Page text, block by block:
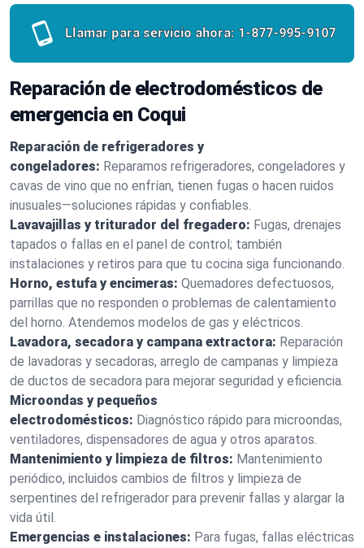
Llamar para servicio ahora: 1-877-995-9107
Reparación de electrodomésticos de
emergencia en Coqui
Reparación de refrigeradores y
congeladores: Reparamos refrigeradores, congeladores y
cavas de vino que no enfrían, tienen fugas o hacen ruidos
inusuales—soluciones rápidas y confiables.
Lavavajillas y triturador del fregadero: Fugas, drenajes
tapados o fallas en el panel de control; también
instalaciones y retiros para que tu cocina siga funcionando.
Horno, estufa y encimeras: Quemadores defectuosos,
parrillas que no responden o problemas de calentamiento
del horno. Atendemos modelos de gas y eléctricos.
Lavadora, secadora y campana extractora: Reparación
de lavadoras y secadoras, arreglo de campanas y limpieza
de ductos de secadora para mejorar seguridad y eficiencia.
Microondas y pequeños
electrodomésticos: Diagnóstico rápido para microondas,
ventiladores, dispensadores de agua y otros aparatos.
Mantenimiento y limpieza de filtros: Mantenimiento
periódico, incluidos cambios de filtros y limpieza de
serpentines del refrigerador para prevenir fallas y alargar la
vida útil.
Emergencias e instalaciones: Para fugas, fallas eléctricas